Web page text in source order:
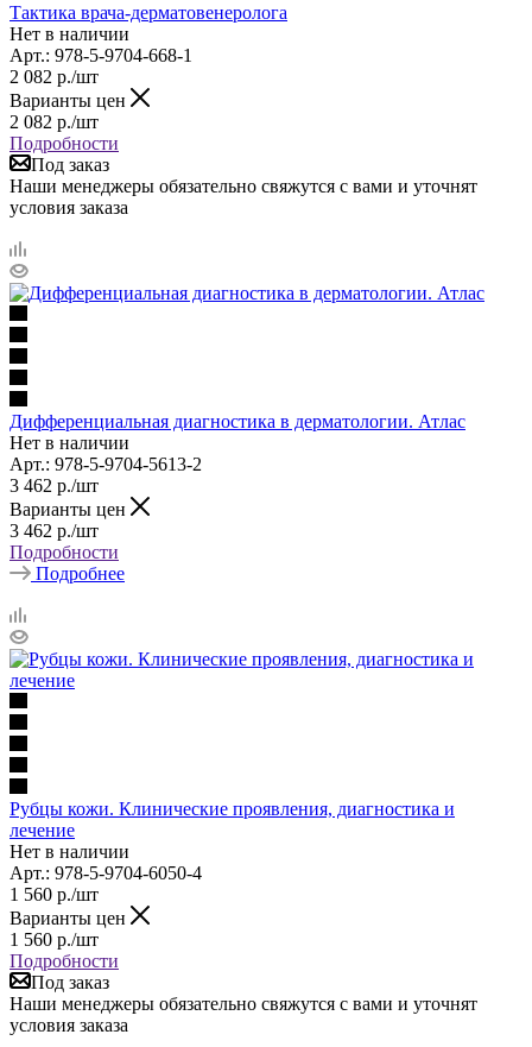
Тактика врача-дерматовенеролога
Нет в наличии
Арт.: 978-5-9704-668-1
2 082 р./шт
Варианты цен
2 082 р./шт
Подробности
Под заказ
Наши менеджеры обязательно свяжутся с вами и уточнят
условия заказа
Дифференциальная диагностика в дерматологии. Атлас
Нет в наличии
Арт.: 978-5-9704-5613-2
3 462 р./шт
Варианты цен
3 462 р./шт
Подробности
Подробнее
Рубцы кожи. Клинические проявления, диагностика и
лечение
Нет в наличии
Арт.: 978-5-9704-6050-4
1 560 р./шт
Варианты цен
1 560 р./шт
Подробности
Под заказ
Наши менеджеры обязательно свяжутся с вами и уточнят
условия заказа